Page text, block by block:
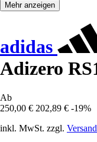
Mehr anzeigen
adidas
Adizero
Ab
250,00 € 202,89 € -19%
inkl. MwSt. zzgl.